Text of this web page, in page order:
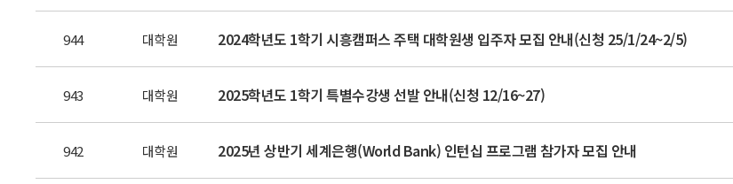
944 대학원 2024학년도 1학기 시흥캠퍼스 주택 대학원생 입주자 모집 안내(신청 25/1/24~2/5)
943 대학원 2025학년도 1학기 특별수강생 선발 안내(신청 12/16~27)
942 대학원 2025년 상반기 세계은행(World Bank) 인턴십 프로그램 참가자 모집 안내